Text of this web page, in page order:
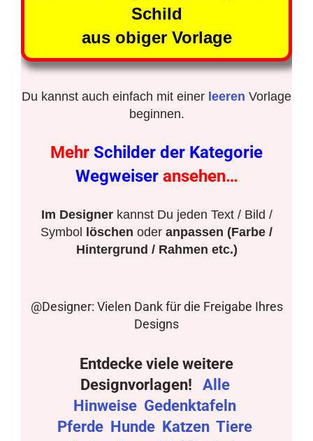
Schild
aus obiger Vorlage
Du kannst auch einfach mit einer leeren Vorlage
beginnen.
Mehr Schilder der Kategorie
Wegweiser ansehen…
Im Designerkannst Du jeden Text / Bild /
Symbol
löschen oder anpassen (Farbe /
Hintergrund / Rahmen etc.)
@Designer: Vielen Dank für die Freigabe Ihres
Designs
Entdecke viele weitere
Designvorlagen!
Alle
Hinweise Gedenktafeln
Pferde Hunde Katzen Tiere